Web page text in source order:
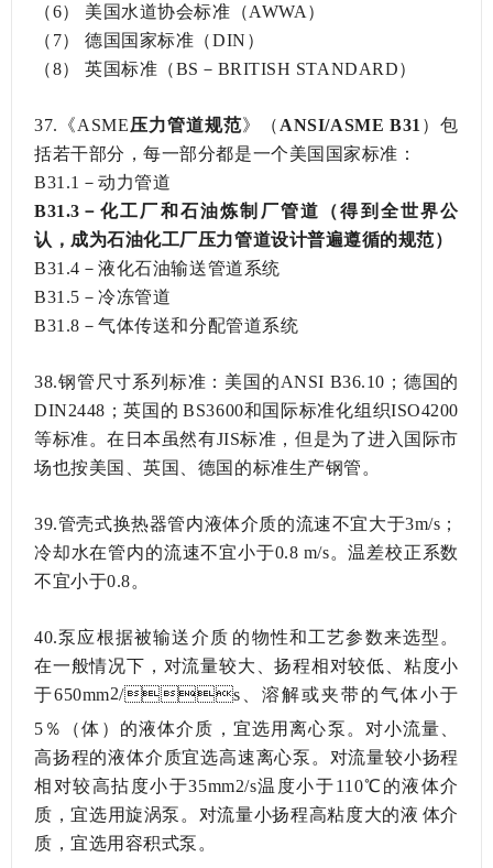
（6） 美国水道协会标准（AWWA）
（7）德国国家标准（DIN）
（8）英国标准（BS－BRITISH STANDARD）
37.《ASME压力管道规范》（ ANSI/ASME B31 ）包
括若干部分，每一部分都是一个美国国家标准：
B31.1－动力管道
B31.3－化工厂和石油炼制厂管道（得到全世界公
认，成为石油化工厂压力管道设计普遍遵循的规范）
B31.4－液化石油输送管道系统
B31.5－冷冻管道
B31.8－气体传送和分配管道系统
38.钢管尺寸系列标准：美国的ANSI B36.10；德国的
DIN2448；英国的BS3600和国际标准化组织ISO4200
等标准。在日本虽然有JIS标准，但是为了进入国际市
场也按美国、英国、德国的标准生产钢管。
39.管壳式换热器管内液体介质的流速不宜大于3m/s；
冷却水在管内的流速不宜小于0.8m/s。温差校正系数
不宜小于0.8。
40.泵应根据被输送介质的物性和工艺参数来选型。
在一般情况下，对流量较大、扬程相对较低、粘度小
于650mm2/s、溶解或夹带的气体小于
5％（体）的液体介质，宜选用离心泵。对小流量、
高扬程的液体介质宜选高速离心泵。对流量较小扬程
相对较高拈度小于35mm2/s温度小于110℃的液体介
质，宜选用旋涡泵。对流量小扬程高粘度大的液体介
质，宜选用容积式泵。